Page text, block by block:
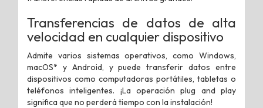
Transferencias de datos de alta
velocidad en cualquier dispositivo
Admite varios sistemas operativos, como Windows,
macOS* y Android, y puede transferir datos entre
dispositivos como computadoras portátiles, tabletas o
teléfonos inteligentes. ¡La operación plug and play
significa que no perderá tiempo con la instalación!